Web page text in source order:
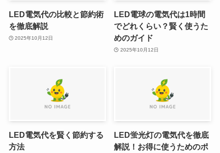
LED電気代の比較と節約術
を徹底解説
2025年10月12日
LED電球の電気代は1時間
でどれくらい？賢く使うた
めのガイド
2025年10月12日
LED電気代を賢く節約する
方法
LED蛍光灯の電気代を徹底
解説！お得に使うためのポ